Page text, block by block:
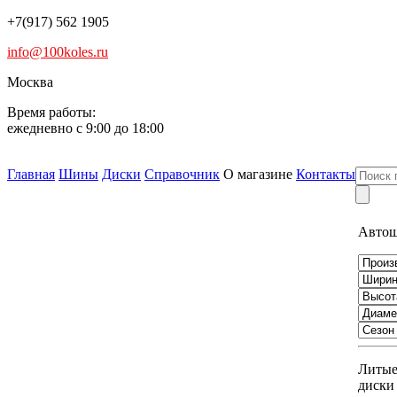
+7(917) 562 1905
info@100koles.ru
Москва
Время работы:
ежедневно с 9:00 до 18:00
Главная Шины Диски Справочник О магазине Контакты
Литые
диски